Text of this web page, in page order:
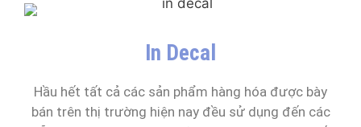
In Decal
Hầu hết tất cả các sản phẩm hàng hóa được bày
bán trên thị trường hiện nay đều sử dụng đến các